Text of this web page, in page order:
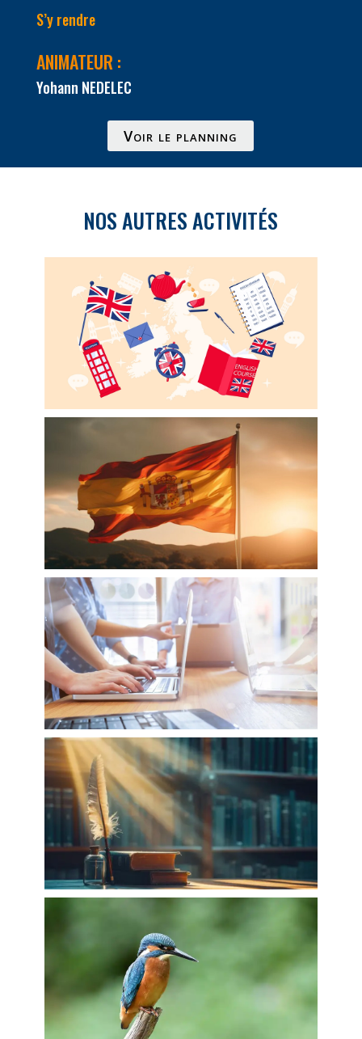
S’y rendre
ANIMATEUR :
Yohann NEDELEC
Voir le planning
NOS AUTRES ACTIVITÉS